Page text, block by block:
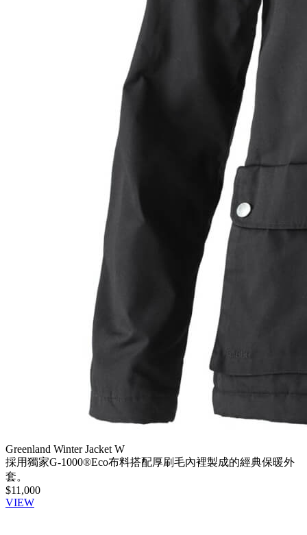
Greenland Winter Jacket W
採用獨家G-1000®Eco布料搭配厚刷毛內裡製成的經典保暖外
套。
$11,000
VIEW